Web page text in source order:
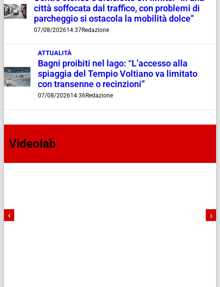
città soffocata dal traffico, con problemi di
parcheggio si ostacola la mobilità dolce”
07/08/202614:37Redazione
ATTUALITÀ
Bagni proibiti nel lago: “L’accesso alla
spiaggia del Tempio Voltiano va limitato
con transenne o recinzioni”
07/08/202614:36Redazione
Videolab
‹ ›